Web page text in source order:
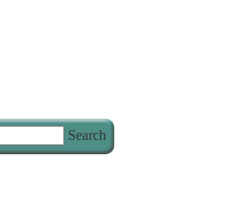
Search